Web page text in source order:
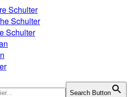
Schulter
Schulter
Schulter
Search Button